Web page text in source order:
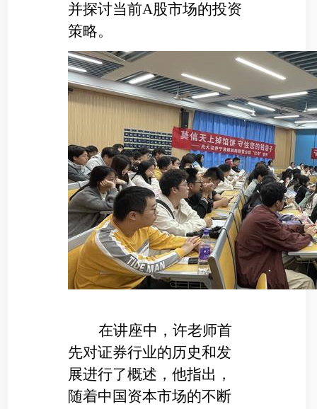
并探讨当前A股市场的投资
策略。
在讲座中，许老师首
先对证券行业的历史和发
展进行了概述，他指出，
随着中国资本市场的不断